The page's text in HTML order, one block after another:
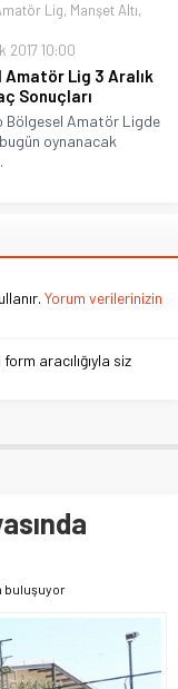
Lig, Manşet Altı,
2017 10:00
Amatör Lig 3 Aralık
Sonuçları
Bölgesel Amatör Ligde
oynanacak
Yorum verilerinizin
aracılığıyla siz
buluşuyor